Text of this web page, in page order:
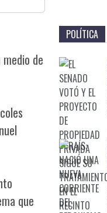
de
que
POLÍTICA